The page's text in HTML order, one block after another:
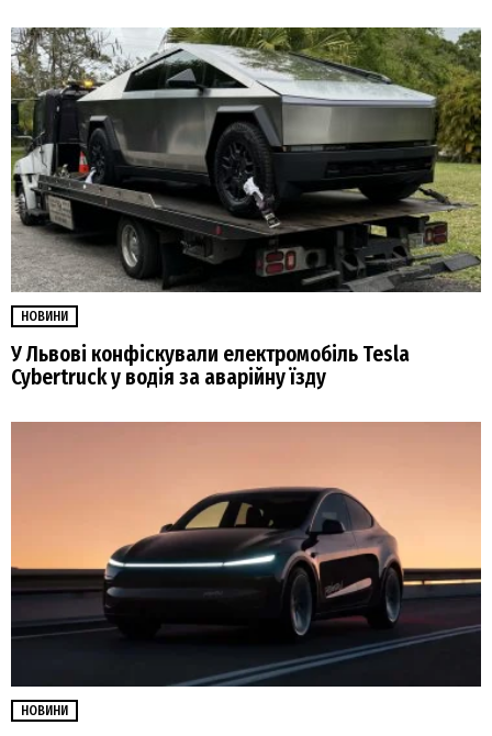
НОВИНИ
У Львові конфіскували електромобіль Tesla
Cybertruck у водія за аварійну їзду
НОВИНИ